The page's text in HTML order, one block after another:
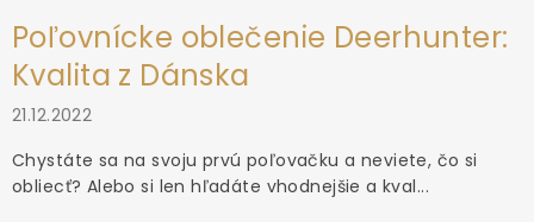
Poľovnícke oblečenie Deerhunter:
Kvalita z Dánska
21.12.2022
Chystáte sa na svoju prvú poľovačku a neviete, čo si
obliecť? Alebo si len hľadáte vhodnejšie a kval...